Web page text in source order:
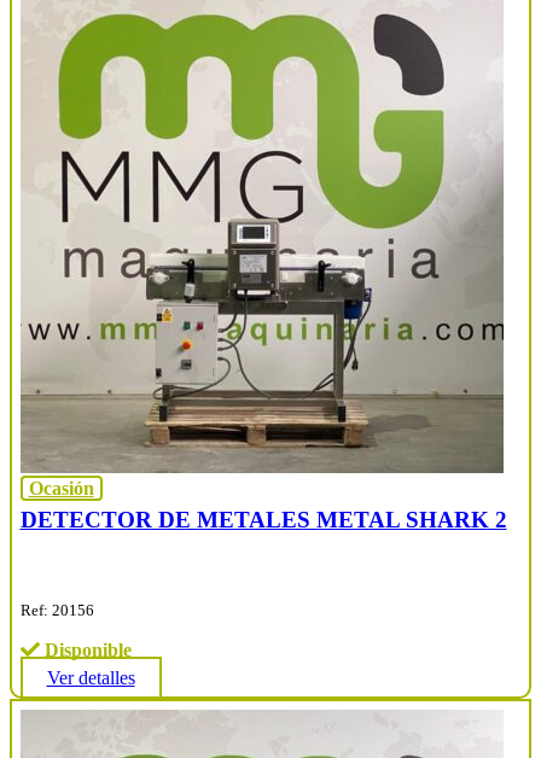
Ocasión
DETECTOR DE METALES METAL SHARK 2
Ref: 20156
Disponible
Ver detalles